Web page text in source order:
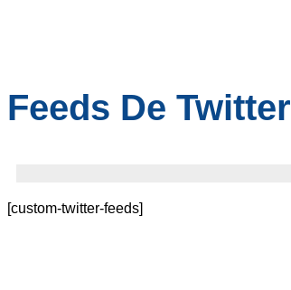
Feeds De Twitter
[custom-twitter-feeds]